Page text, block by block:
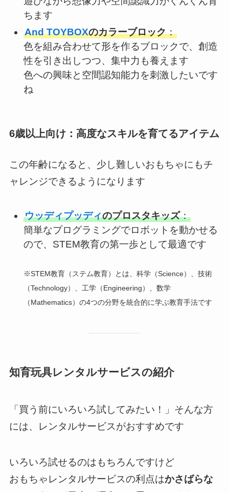
ちます
And TOYBOXのカラーブロック：
色を組み合わせて形を作るブロックで、創造
性を引き出しつつ、集中力も養えます
色への興味と空間認知能力を刺激したいです
ね
6歳以上向け：高度なスキルを育てるアイテム
この年齢になると、少し難しいおもちゃにもチ
ャレンジできるようになります
ウッディプッディのプロスタキッズ：
簡単なプログラミングでロボットを動かせる
ので、STEM教育の第一歩として最適です
※STEM教育（ステム教育）とは、科学（Science）、技術
（Technology）、工学（Engineering）、数学
（Mathematics）の4つの分野を統合的に学ぶ教育手法です
知育玩具レンタルサービスの紹介
「買う前にいろいろ試してみたい！」そんな方
には、レンタルサービスがおすすめです
いろいろ試せるのはもちろんですけど
おもちゃレンタルサービスの利点はかさばらな